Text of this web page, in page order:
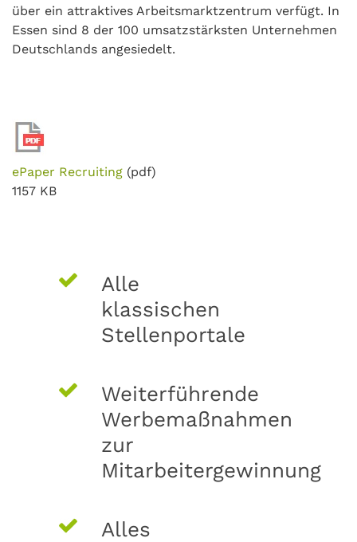
über ein attraktives Arbeitsmarktzentrum verfügt. In
Essen sind 8 der 100 umsatzstärksten Unternehmen
Deutschlands angesiedelt.
ePaper Recruiting (pdf)
1157 KB
Alle
klassischen
Stellenportale
Weiterführende
Werbemaßnahmen
zur
Mitarbeitergewinnung
Alles